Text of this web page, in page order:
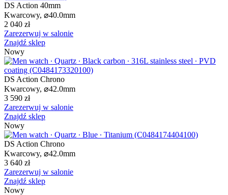
DS Action 40mm
Kwarcowy, ⌀40.0mm
2 040 zł
Zarezerwuj w salonie
Znajdź sklep
Nowy
DS Action Chrono
Kwarcowy, ⌀42.0mm
3 590 zł
Zarezerwuj w salonie
Znajdź sklep
Nowy
DS Action Chrono
Kwarcowy, ⌀42.0mm
3 640 zł
Zarezerwuj w salonie
Znajdź sklep
Nowy